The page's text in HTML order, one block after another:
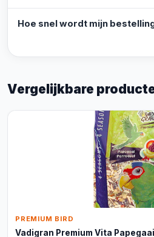
Hoe snel wordt mijn
Vergelijkbare
PREMIUM BIRD
Vadigran Premium Vita